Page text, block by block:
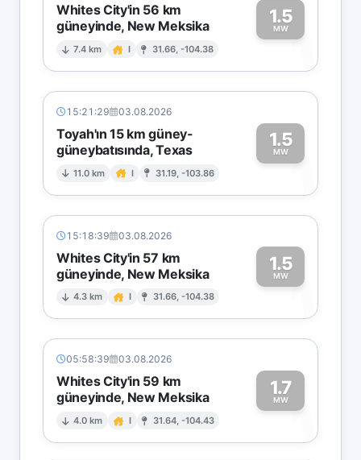
Whites City'in 56 km
güneyinde, New Meksika
7.4 km I 31.66, -104.38
1.5
MW1
15:21:29 03.08.2026
Toyah'ın 15 km güney-
güneybatısında, Texas
11.0 km I 31.19, -103.86
1.5
MW1
15:18:39 03.08.2026
Whites City'in 57 km
güneyinde, New Meksika
4.3 km I 31.66, -104.38
1.5
MW1
05:58:39 03.08.2026
Whites City'in 59 km
güneyinde, New Meksika
4.0 km I 31.64, -104.43
1.7
MW1